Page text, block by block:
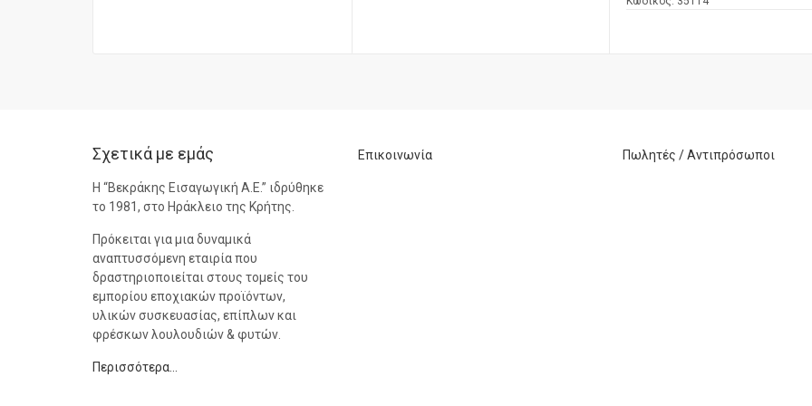
Σχετικά με εμάς
Η “Βεκράκης Εισαγωγική Α.Ε.” ιδρύθηκε
το 1981, στο Ηράκλειο της Κρήτης.
Πρόκειται για μια δυναμικά
αναπτυσσόμενη εταιρία που
δραστηριοποιείται στους τομείς του
εμπορίου εποχιακών προϊόντων,
υλικών συσκευασίας, επίπλων και
φρέσκων λουλουδιών & φυτών.
Περισσότερα…
Επικοινωνία Πωλητές / Αντιπρόσωποι